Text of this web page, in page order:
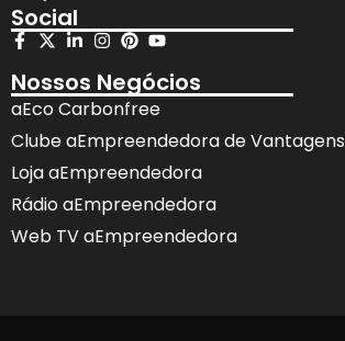
Social
Nossos Negócios
aEco Carbonfree
Clube aEmpreendedora de Vantagens
Loja aEmpreendedora
Rádio aEmpreendedora
Web TV aEmpreendedora